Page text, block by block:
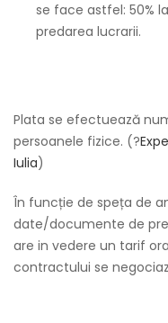
se face astfel: 50%
predarea lucrarii.
Plata se efectuează
persoanele fizice. (?
Iulia)
În funcție de speța de
date/documente de
are in vedere un tarif
contractului se